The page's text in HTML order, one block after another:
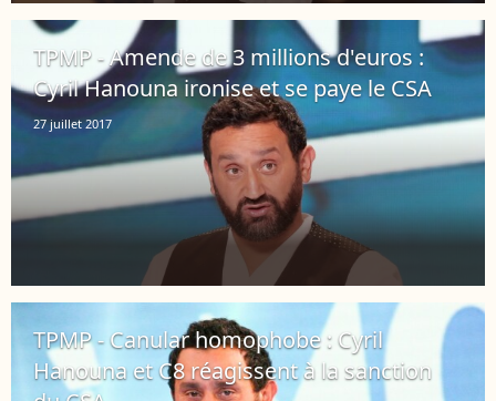
TPMP - Amende de 3 millions d'euros :
Cyril Hanouna ironise et se paye le CSA
27 juillet 2017
TPMP - Canular homophobe : Cyril
Hanouna et C8 réagissent à la sanction